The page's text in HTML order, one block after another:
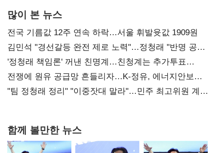
많이 본 뉴스
전국 기름값 12주 연속 하락…서울 휘발윳값 1909원
김민석 "경선갈등 완전 제로 노력"…정청래 "반명 공세
사과부터"
'정청래 책임론' 꺼낸 친명계…친청계는 추가투표
때리기
전쟁에 원유 공급망 흔들리자…K-정유, 에너지안보
핵심으로 재부상
"팀 정청래 정리" "이중잣대 말라"…민주 최고위원 계파
함께 볼만한 뉴스